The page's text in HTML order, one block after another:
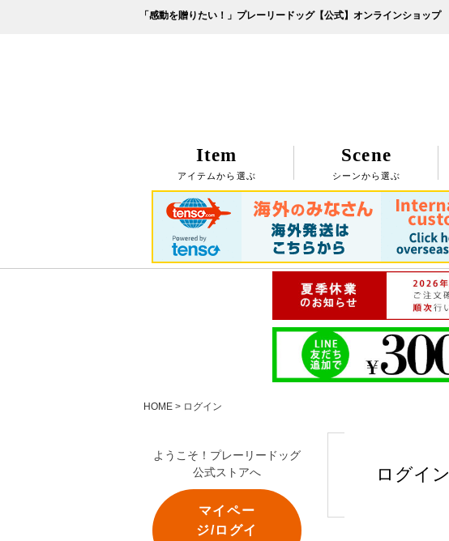
「感動を贈りたい！」プレーリードッグ【公式】オンラインショップ
Item
アイテムから選ぶ
Scene
シーンから選ぶ
検索
HOME ログイン
ようこそ！プレーリードッグ
公式ストアへ
マイペー
ジ/ログイ
ログイン